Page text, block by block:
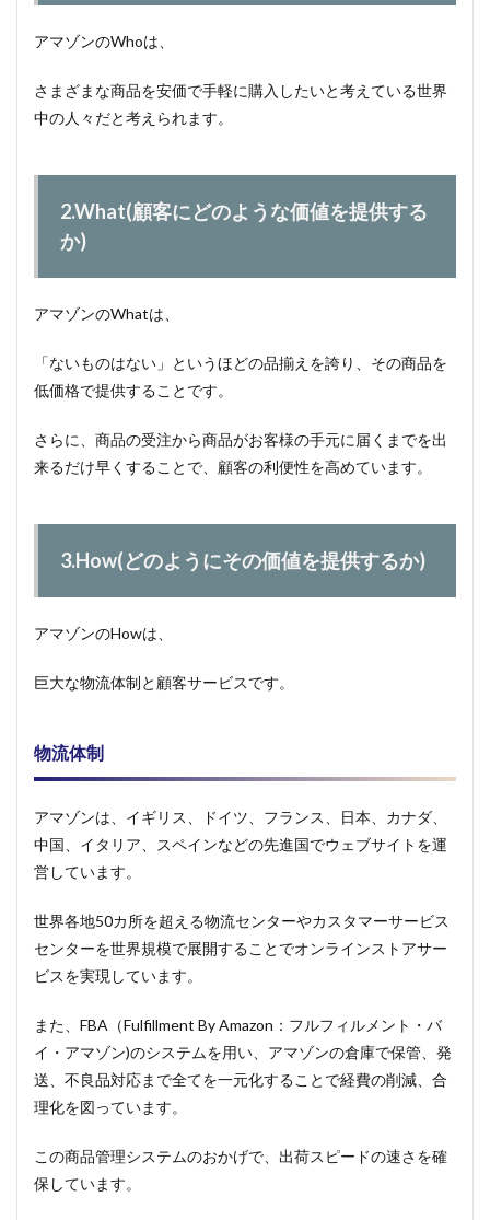
アマゾンのWhoは、
さまざまな商品を安価で手軽に購入したいと考えている世界
中の人々だと考えられます。
2.What(顧客にどのような価値を提供する
か)
アマゾンのWhatは、
「ないものはない」というほどの品揃えを誇り、その商品を
低価格で提供することです。
さらに、商品の受注から商品がお客様の手元に届くまでを出
来るだけ早くすることで、顧客の利便性を高めています。
3.How(どのようにその価値を提供するか)
アマゾンのHowは、
巨大な物流体制と顧客サービスです。
物流体制
アマゾンは、イギリス、ドイツ、フランス、日本、カナダ、
中国、イタリア、スペインなどの先進国でウェブサイトを運
営しています。
世界各地50カ所を超える物流センターやカスタマーサービス
センターを世界規模で展開することでオンラインストアサー
ビスを実現しています。
また、FBA（Fulfillment By Amazon：フルフィルメント・バ
イ・アマゾン)のシステムを用い、アマゾンの倉庫で保管、発
送、不良品対応まで全てを一元化することで経費の削減、合
理化を図っています。
この商品管理システムのおかげで、出荷スピードの速さを確
保しています。